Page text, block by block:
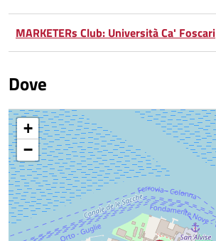
MARKETERs Club: Università Ca' Foscari
Dove
+
−